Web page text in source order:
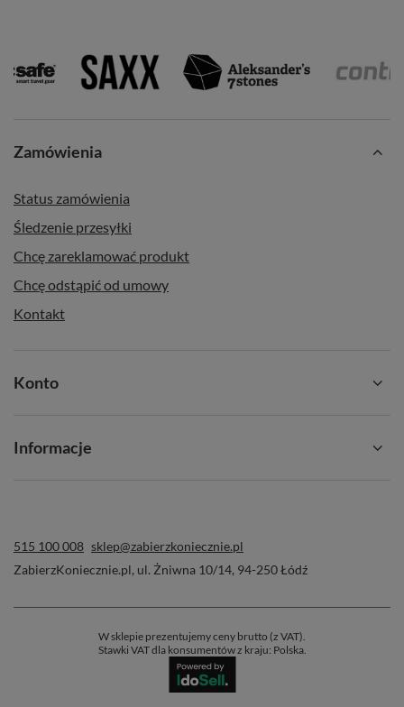
Zamówienia
Status zamówienia
Śledzenie przesyłki
Chcę zareklamować produkt
Chcę odstąpić od umowy
Kontakt
Konto
Informacje
515 100 008 sklep@zabierzkoniecznie.pl
ZabierzKoniecznie.pl, ul. Żniwna 10/14, 94-250Łódź
W sklepie prezentujemy ceny brutto (z VAT).
Stawki VAT dla konsumentów z kraju: Polska.